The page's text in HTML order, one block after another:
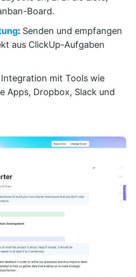
Board.
: Senden und empfangen
aus ClickUp-Aufgaben
Integration mit Tools wie
Apps, Dropbox, Slack und